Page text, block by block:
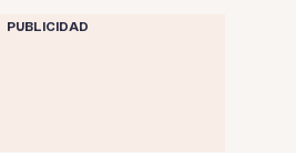
PUBLICIDAD